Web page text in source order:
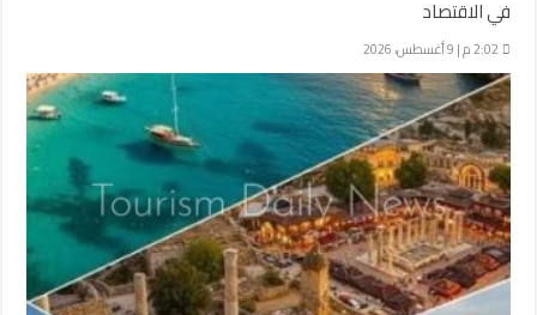
في الاقتصاد
2:02 م | 9 أغسطس، 2026